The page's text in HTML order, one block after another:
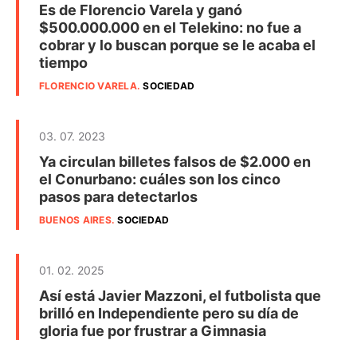
Es de Florencio Varela y ganó
$500.000.000 en el Telekino: no fue a
cobrar y lo buscan porque se le acaba el
tiempo
FLORENCIO VARELA.SOCIEDAD
03. 07. 2023
Ya circulan billetes falsos de $2.000 en
el Conurbano: cuáles son los cinco
pasos para detectarlos
BUENOS AIRES.SOCIEDAD
01. 02. 2025
Así está Javier Mazzoni, el futbolista que
brilló en Independiente pero su día de
gloria fue por frustrar a Gimnasia